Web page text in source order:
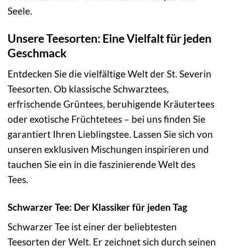
Seele.
Unsere Teesorten: Eine Vielfalt für jeden
Geschmack
Entdecken Sie die vielfältige Welt der St. Severin
Teesorten. Ob klassische Schwarztees,
erfrischende Grüntees, beruhigende Kräutertees
oder exotische Früchtetees – bei uns finden Sie
garantiert Ihren Lieblingstee. Lassen Sie sich von
unseren exklusiven Mischungen inspirieren und
tauchen Sie ein in die faszinierende Welt des
Tees.
Schwarzer Tee: Der Klassiker für jeden Tag
Schwarzer Tee ist einer der beliebtesten
Teesorten der Welt. Er zeichnet sich durch seinen